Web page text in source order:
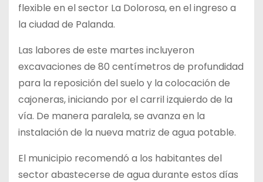
flexible en el sector La Dolorosa, en el ingreso a
la ciudad de Palanda.
Las labores de este martes incluyeron
excavaciones de 80 centímetros de profundidad
para la reposición del suelo y la colocación de
cajoneras, iniciando por el carril izquierdo de la
vía. De manera paralela, se avanza en la
instalación de la nueva matriz de agua potable.
El municipio recomendó a los habitantes del
sector abastecerse de agua durante estos días